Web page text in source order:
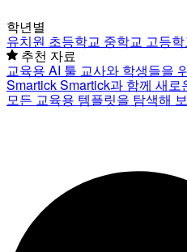
학년별
유치원 초등학교 중학교 고등
추천 자료
교육용 AI 툴 교사와 학생들을
SmartickSmartick과 함께 새
모든 교육용 템플릿을 탐색해